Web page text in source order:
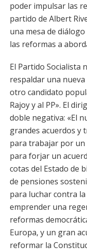
poder impulsar las
partido de Albert
una mesa de
las reformas a
El Partido Socialista
respaldar una
otro candidato
Rajoy y al PP». El
doble negativa: «El
grandes acuerdos y
para trabajar por un
para forjar un
cotas del Estado de
de pensiones
para luchar contra
emprender una
reformas
Europa, y un gran
reformar la